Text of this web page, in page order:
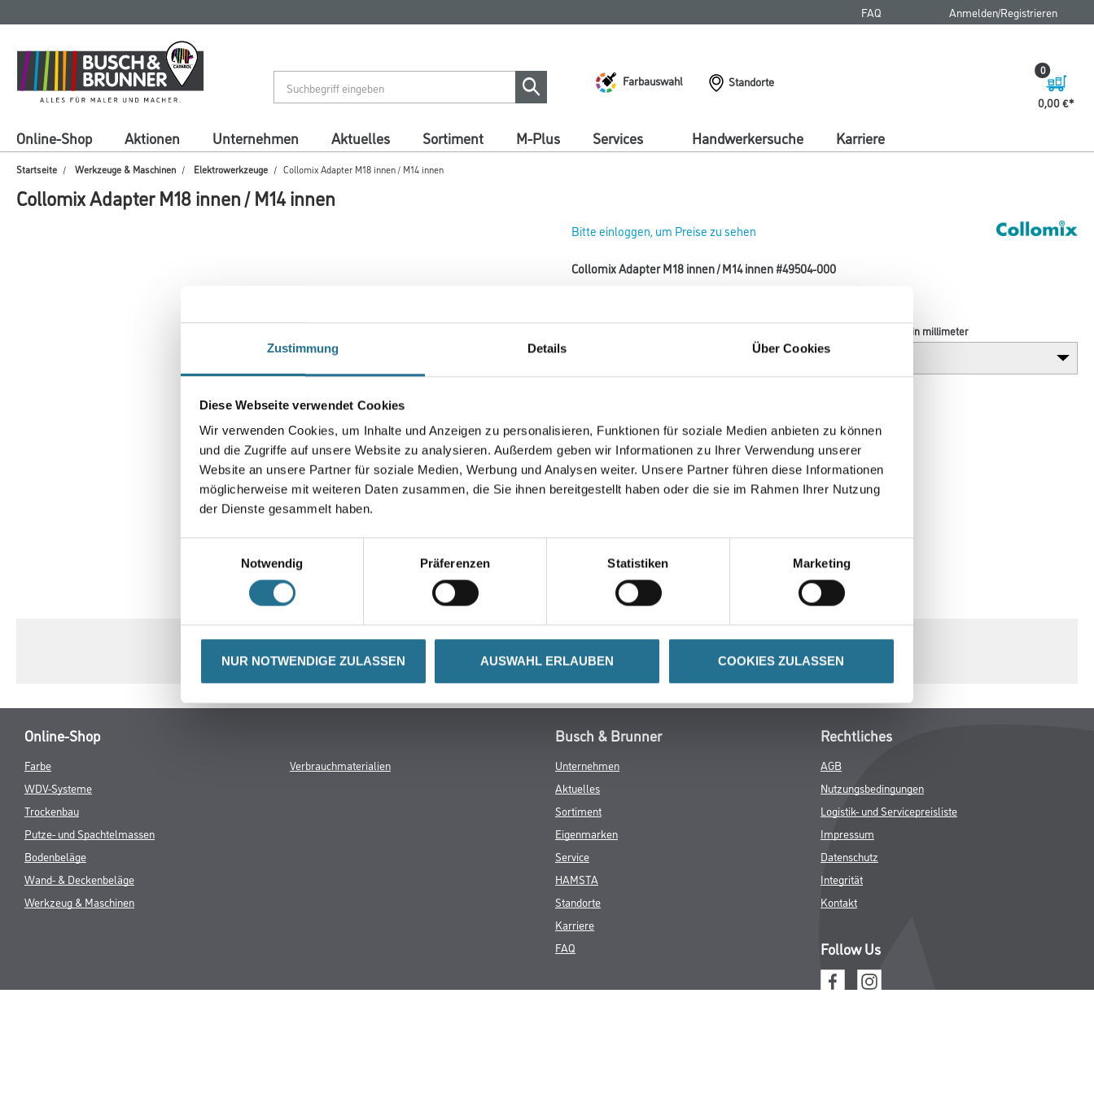
Zustimmung Details Über Cookies
Diese Webseite verwendet Cookies
Wir verwenden Cookies, um Inhalte und Anzeigen zu personalisieren, Funktionen für soziale Medien anbieten zu können
und die Zugriffe auf unsere Website zu analysieren. Außerdem geben wir Informationen zu Ihrer Verwendung unserer
Website an unsere Partner für soziale Medien, Werbung und Analysen weiter. Unsere Partner führen diese Informationen
möglicherweise mit weiteren Daten zusammen, die Sie ihnen bereitgestellt haben oder die sie im Rahmen Ihrer Nutzung
der Dienste gesammelt haben.
Notwendig
Präferenzen Statistiken Marketing
NUR NOTWENDIGE ZULASSEN AUSWAHL ERLAUBEN COOKIES ZULASSEN
springen
springen
FAQ Anmelden/Registrieren
Farbauswahl
Standorte
0,00 €
0
Online-Shop Aktionen Unternehmen Aktuelles Sortiment M-Plus Services Handwerkersuche Karriere
Startseite Werkzeuge & Maschinen Elektrowerkzeuge Collomix Adapter M18 innen / M14 innen
Collomix Adapter M18 innen / M14 innen
Bitte einloggen, um Preise zu sehen
Collomix Adapter M18 innen / M14 innen #49504-000
Durchmesser in millimeter
Umrechnungsfaktoren
CURRENT
PRODUKTEIGENSCHAFTEN ZUSATZINFOS GEFAHRENHINWEISE SPEZIFIKATIONEN
Online-Shop
Farbe
WDV-Systeme
Trockenbau
Putze- und Spachtelmassen
Bodenbeläge
Wand- & Deckenbeläge
Werkzeug & Maschinen
Verbrauchmaterialien
Busch & Brunner
Unternehmen
Aktuelles
Sortiment
Eigenmarken
Service
HAMSTA
Standorte
Karriere
FAQ
Rechtliches
AGB
Nutzungsbedingungen
Logistik- und Servicepreisliste
Impressum
Datenschutz
Integrität
Kontakt
Follow Us